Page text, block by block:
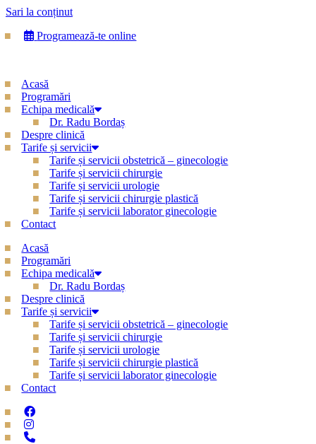
Sari la conținut
Programează-te online
Acasă
Programări
Echipa medicală
Dr. Radu Bordaș
Despre clinică
Tarife și servicii
Tarife și servicii obstetrică – ginecologie
Tarife și servicii chirurgie
Tarife și servicii urologie
Tarife și servicii chirurgie plastică
Tarife și servicii laborator ginecologie
Contact
Acasă
Programări
Echipa medicală
Dr. Radu Bordaș
Despre clinică
Tarife și servicii
Tarife și servicii obstetrică – ginecologie
Tarife și servicii chirurgie
Tarife și servicii urologie
Tarife și servicii chirurgie plastică
Tarife și servicii laborator ginecologie
Contact